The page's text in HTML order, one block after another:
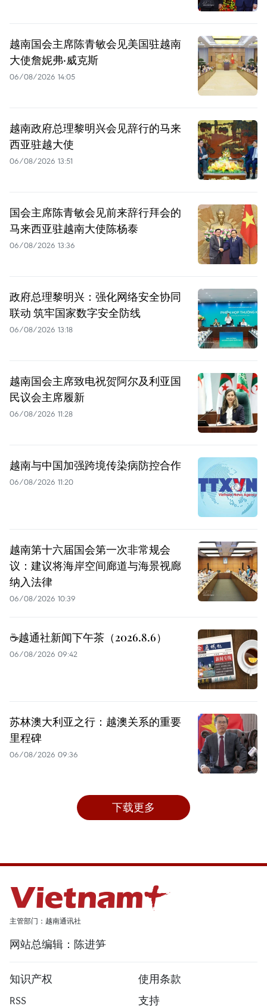
越南国会主席陈青敏会见美国驻越南
大使詹妮弗·威克斯
06/08/2026 14:05
越南政府总理黎明兴会见辞行的马来
西亚驻越大使
06/08/2026 13:51
国会主席陈青敏会见前来辞行拜会的
马来西亚驻越南大使陈杨泰
06/08/2026 13:36
政府总理黎明兴：强化网络安全协同
联动 筑牢国家数字安全防线
06/08/2026 13:18
越南国会主席致电祝贺阿尔及利亚国
民议会主席履新
06/08/2026 11:28
越南与中国加强跨境传染病防控合作
06/08/2026 11:20
越南第十六届国会第一次非常规会
议：建议将海岸空间廊道与海景视廊
纳入法律
06/08/2026 10:39
☕️越通社新闻下午茶（2026.8.6）
06/08/2026 09:42
苏林澳大利亚之行：越澳关系的重要
里程碑
06/08/2026 09:36
下载更多
主管部门：越南通讯社
网站总编辑：陈进笋
知识产权
使用条款
RSS
支持